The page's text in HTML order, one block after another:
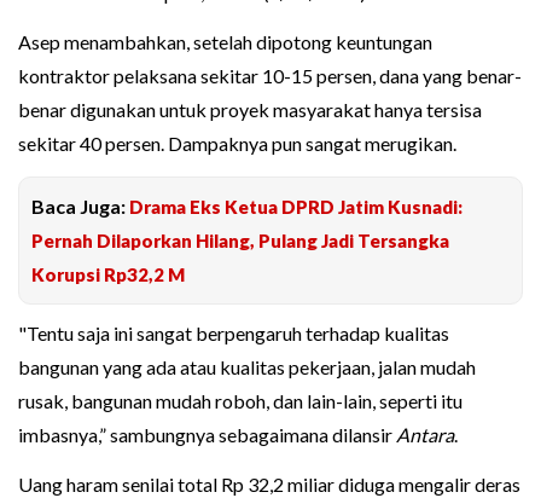
Asep menambahkan, setelah dipotong keuntungan
kontraktor pelaksana sekitar 10-15 persen, dana yang benar-
benar digunakan untuk proyek masyarakat hanya tersisa
sekitar 40 persen. Dampaknya pun sangat merugikan.
Baca Juga: Drama Eks Ketua DPRD Jatim Kusnadi:
Pernah Dilaporkan Hilang, Pulang Jadi Tersangka
Korupsi Rp32,2 M
"Tentu saja ini sangat berpengaruh terhadap kualitas
bangunan yang ada atau kualitas pekerjaan, jalan mudah
rusak, bangunan mudah roboh, dan lain-lain, seperti itu
imbasnya,” sambungnya sebagaimana dilansir Antara.
Uang haram senilai total Rp 32,2 miliar diduga mengalir deras